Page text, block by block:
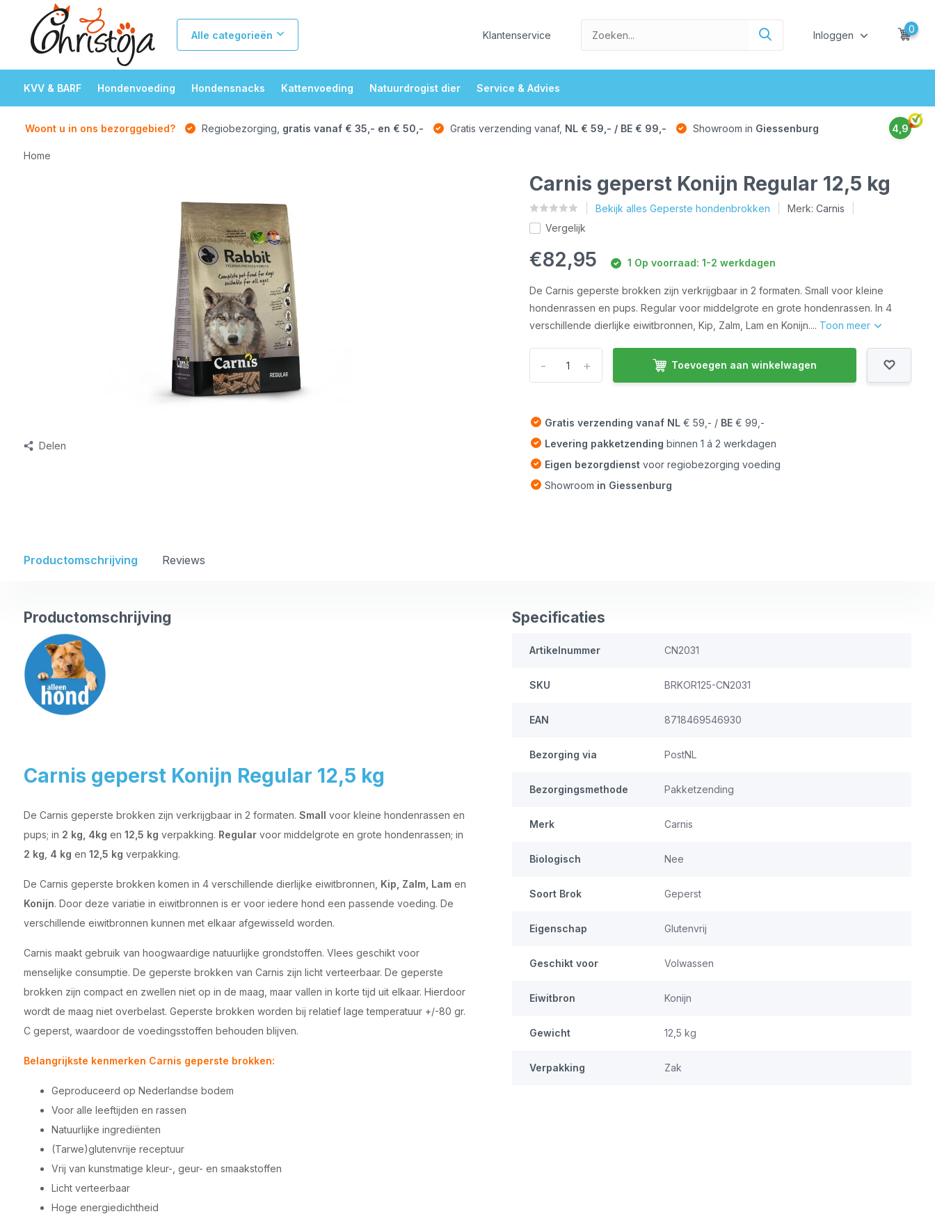
Alle categorieën Klantenservice Inloggen
0
KVV & BARF Hondenvoeding Hondensnacks Kattenvoeding Natuurdrogist dier Service & Advies
Woont u in ons bezorggebied? Regiobezorging, gratis vanaf € 35,- en € 50,- Gratis verzending vanaf, NL € 59,- / BE € 99,- Showroom in Giessenburg 4,9
Home
Delen
Carnis geperst Konijn Regular 12,5 kg
Bekijk alles Geperste hondenbrokken Merk:Carnis
Vergelijk
€82,95 1 Op voorraad: 1-2 werkdagen
De Carnis geperste brokken zijn verkrijgbaar in 2 formaten. Small voor kleine
hondenrassen en pups. Regular voor middelgrote en grote hondenrassen. In 4
verschillende dierlijke eiwitbronnen, Kip, Zalm, Lam en Konijn.... Toon meer
+
- Toevoegen aan winkelwagen
Gratis verzending vanaf NL € 59,- / BE € 99,-
Levering pakketzendingbinnen 1 á 2 werkdagen
Eigen bezorgdienstvoor regiobezorging voeding
Showroom in Giessenburg
Productomschrijving Reviews
Productomschrijving
Carnis geperst Konijn Regular 12,5 kg
De Carnis geperste brokken zijn verkrijgbaar in 2 formaten. Small voor kleine hondenrassen en
pups; in 2 kg, 4kg en 12,5 kg verpakking. Regularvoor middelgrote en grote hondenrassen; in
2 kg 4 kg en 12,5 kg verpakking.
De Carnis geperste brokken komen in 4 verschillende dierlijke eiwitbronnen, Kip, Zalm, Lam en
Konijn. Door deze variatie in eiwitbronnen is er voor iedere hond een passende voeding. De
verschillende eiwitbronnen kunnen met elkaar afgewisseld worden.
Carnis maakt gebruik van hoogwaardige natuurlijke grondstoffen. Vlees geschikt voor
menselijke consumptie. De geperste brokken van Carnis zijn licht verteerbaar. De geperste
brokken zijn compact en zwellen niet op in de maag, maar vallen in korte tijd uit elkaar. Hierdoor
wordt de maag niet overbelast. Geperste brokken worden bij relatief lage temperatuur +/-80 gr.
C geperst, waardoor de voedingsstoffen behouden blijven.
Belangrijkste kenmerken Carnis geperste brokken:
Geproduceerd op Nederlandse bodem
Voor alle leeftijden en rassen
Natuurlijke ingrediënten
(Tarwe)glutenvrije receptuur
Vrij van kunstmatige kleur-, geur- en smaakstoffen
Licht verteerbaar
Hoge energiedichtheid
Specificaties
Artikelnummer CN2031
SKU BRKOR125-CN2031
EAN 8718469546930
Bezorging via PostNL
Bezorgingsmethode Pakketzending
Merk Carnis
Biologisch Nee
Soort Brok Geperst
Eigenschap Glutenvrij
Geschikt voor Volwassen
Eiwitbron Konijn
Gewicht 12,5 kg
Verpakking Zak